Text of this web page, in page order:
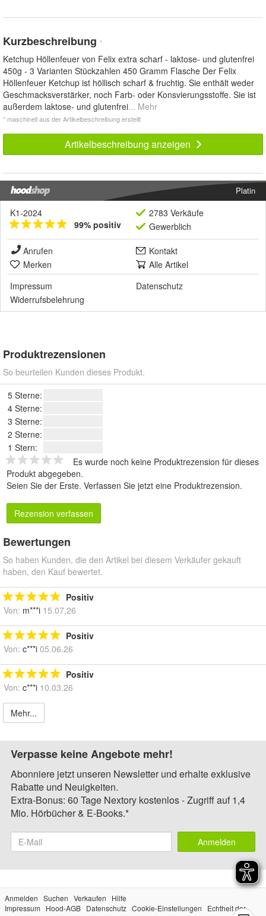
Kurzbeschreibung *
Ketchup Höllenfeuer von Felix extra scharf - laktose- und glutenfrei
450g - 3 Varianten Stückzahlen 450 Gramm Flasche Der Felix
Höllenfeuer Ketchup ist höllisch scharf & fruchtig. Sie enthält weder
Geschmacksverstärker, noch Farb- oder Konsvierungsstoffe. Sie ist
außerdem laktose- und glutenfrei... Mehr
* maschinell aus der Artikelbeschreibung erstellt
Artikelbeschreibung anzeigen
Platin
K1-2024
99% positiv
2783 Verkäufe
Gewerblich
Anrufen
Kontakt
Merken
Alle Artikel
Impressum
Datenschutz
Widerrufsbelehrung
Produktrezensionen
So beurteilen Kunden dieses Produkt.
5 Sterne:
4 Sterne:
3 Sterne:
2 Sterne:
1 Stern:
Es wurde noch keine Produktrezension für dieses
Produkt abgegeben.
Seien Sie der Erste. Verfassen Sie jetzt eine Produktrezension.
Rezension verfassen
Bewertungen
So haben Kunden, die den Artikel bei diesem Verkäufer gekauft
haben, den Kauf bewertet.
Positiv
Von: m***i 15.07.26
Positiv
Von: c***i 05.06.26
Positiv
Von: c***i 10.03.26
Mehr...
Verpasse keine Angebote mehr!
Abonniere jetzt unseren Newsletter und erhalte exklusive
Rabatte und Neuigkeiten.
Extra-Bonus: 60 Tage Nextory kostenlos - Zugriff auf 1,4
Mio. Hörbücher & E-Books.*
Anmelden
Anmelden Suchen Verkaufen
Hilfe
Impressum
Hood-AGB Datenschutz Cookie-Einstellungen
Echtheit der